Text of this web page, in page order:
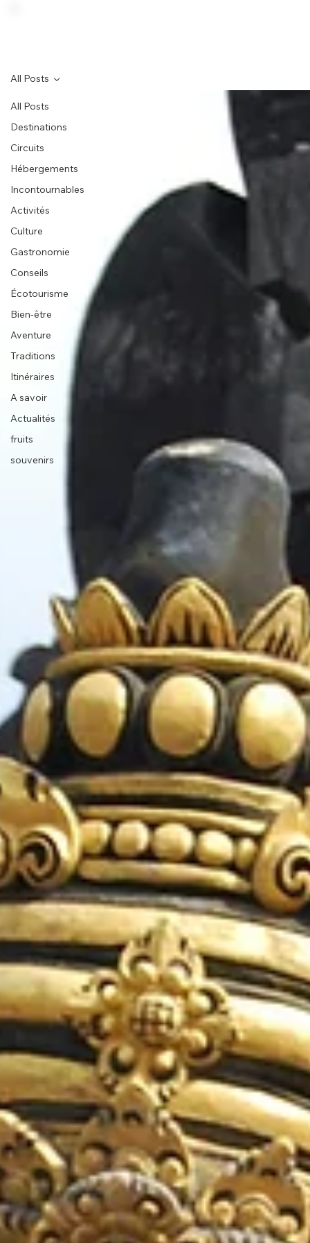
All Posts
Destinations
Circuits
Hébergements
Incontournables
Activités
Culture
Gastronomie
Conseils
Écotourisme
Bien-être
Aventure
Traditions
Itinéraires
A savoir
Actualités
fruits
souvenirs
All Posts